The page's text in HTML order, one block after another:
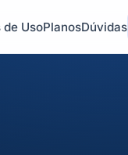
de UsoPlanosDúvidas